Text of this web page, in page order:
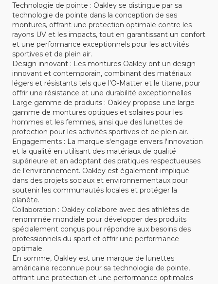
Technologie de pointe : Oakley se distingue par sa
technologie de pointe dans la conception de ses
montures, offrant une protection optimale contre les
rayons UV et les impacts, tout en garantissant un confort
et une performance exceptionnels pour les activités
sportives et de plein air.
Design innovant : Les montures Oakley ont un design
innovant et contemporain, combinant des matériaux
légers et résistants tels que l'O-Matter et le titane, pour
offrir une résistance et une durabilité exceptionnelles.
Large gamme de produits : Oakley propose une large
gamme de montures optiques et solaires pour les
hommes et les femmes, ainsi que des lunettes de
protection pour les activités sportives et de plein air.
Engagements : La marque s'engage envers l'innovation
et la qualité en utilisant des matériaux de qualité
supérieure et en adoptant des pratiques respectueuses
de l'environnement. Oakley est également impliqué
dans des projets sociaux et environnementaux pour
soutenir les communautés locales et protéger la
planète.
Collaboration : Oakley collabore avec des athlètes de
renommée mondiale pour développer des produits
spécialement conçus pour répondre aux besoins des
professionnels du sport et offrir une performance
optimale.
En somme, Oakley est une marque de lunettes
américaine reconnue pour sa technologie de pointe,
offrant une protection et une performance optimales